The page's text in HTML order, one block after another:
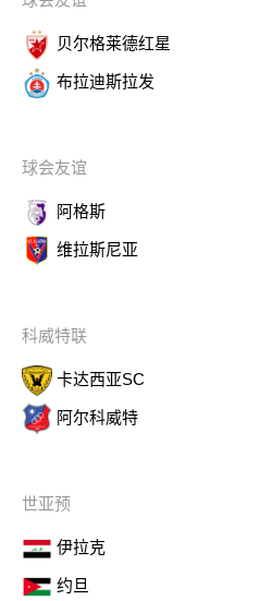
贝尔格莱德红星
布拉迪斯拉发
球会友谊
阿格斯
维拉斯尼亚
科威特联
卡达西亚SC
阿尔科威特
世亚预
伊拉克
约旦